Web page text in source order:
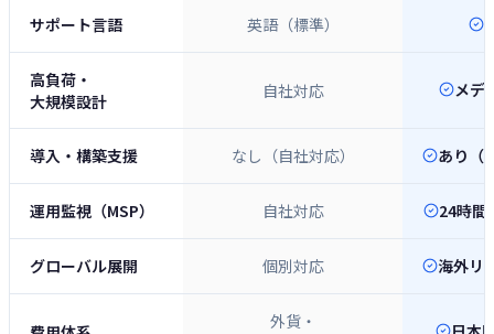
サポート言語 英語（標準）
高負荷・
大規模設計
自社対応 メデ
導入・構築支援 なし（自社対応） あり（
運用監視（MSP） 自社対応 24時間
グローバル展開 個別対応 海外リ
外貨・